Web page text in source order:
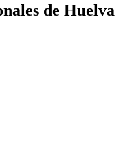
de Huelva